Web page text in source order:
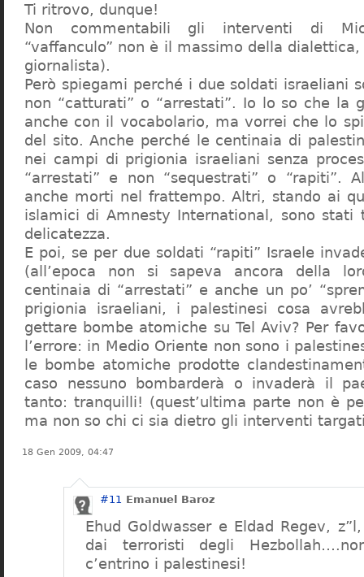
Ti ritrovo, dunque!
Non commentabili gli interventi di
“vaffanculo” non è il massimo della
giornalista).
Però spiegami perché i due soldati israeliani
non “catturati” o “arrestati”. Io lo so che la
anche con il vocabolario, ma vorrei che lo
del sito. Anche perché le centinaia di
nei campi di prigionia israeliani senza
“arrestati” e non “sequestrati” o “rapiti”.
anche morti nel frattempo. Altri, stando ai
islamici di Amnesty International, sono stati
delicatezza.
E poi, se per due soldati “rapiti” Israele
(all’epoca non si sapeva ancora della
centinaia di “arrestati” e anche un po’
prigionia israeliani, i palestinesi cosa
gettare bombe atomiche su Tel Aviv? Per
l’errore: in Medio Oriente non sono i
le bombe atomiche prodotte
caso nessuno bombarderà o invaderà il
tanto: tranquilli! (quest’ultima parte non è
ma non so chi ci sia dietro gli interventi targati
18 Gen 2009, 04:47
#11 Emanuel Baroz
Ehud Goldwasser e Eldad Regev,
dai terroristi degli
c’entrino i palestinesi!